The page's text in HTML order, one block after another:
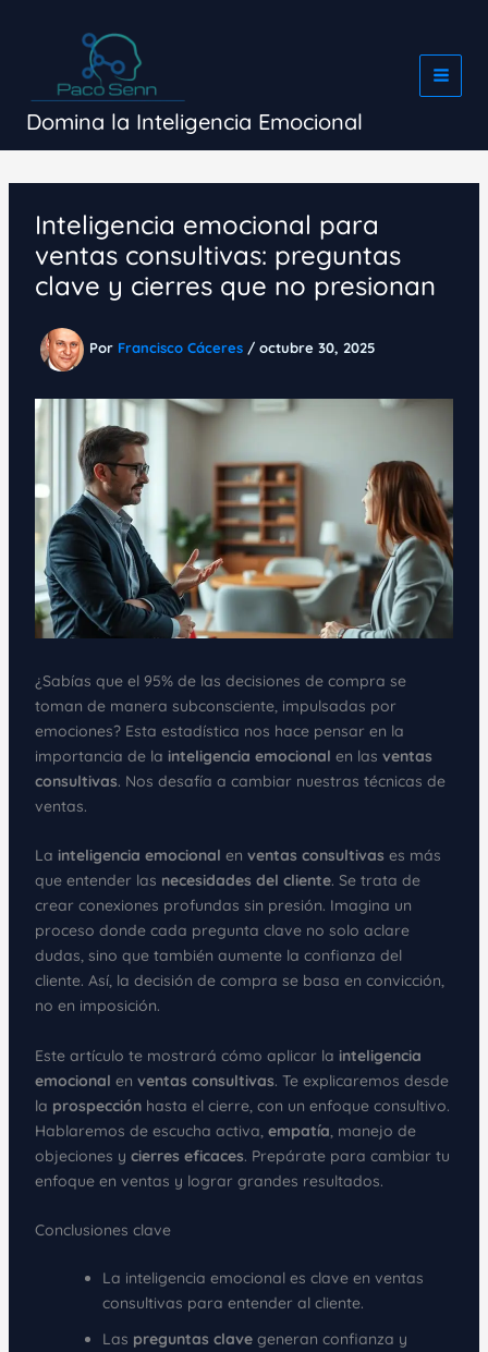
Domina la Inteligencia Emocional
Inteligencia emocional para
ventas consultivas: preguntas
clave y cierres que no presionan
Por Francisco Cáceres / octubre 30, 2025
¿Sabías que el 95% de las decisiones de compra se
toman de manera subconsciente, impulsadas por
emociones? Esta estadística nos hace pensar en la
importancia de la inteligencia emocional en las ventas
consultivas. Nos desafía a cambiar nuestras técnicas de
ventas.
La inteligencia emocional en ventas consultivas es más
que entender las necesidades del cliente. Se trata de
crear conexiones profundas sin presión. Imagina un
proceso donde cada pregunta clave no solo aclare
dudas, sino que también aumente la confianza del
cliente. Así, la decisión de compra se basa en convicción,
no en imposición.
Este artículo te mostrará cómo aplicar la inteligencia
emocional en ventas consultivas. Te explicaremos desde
la prospecciónhasta el cierre, con un enfoque consultivo.
Hablaremos de escucha activa, empatía, manejo de
objeciones y cierres eficaces. Prepárate para cambiar tu
enfoque en ventas y lograr grandes resultados.
Conclusiones clave
La inteligencia emocional es clave en ventas
consultivas para entender al cliente.
Las preguntas clavegeneran confianza y